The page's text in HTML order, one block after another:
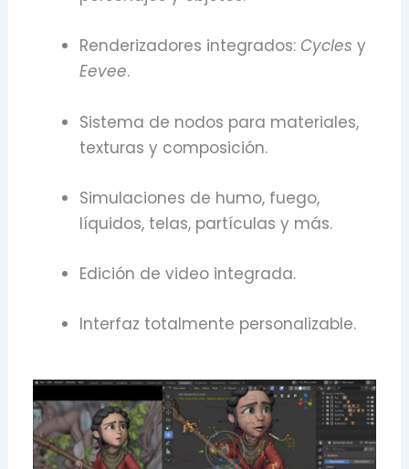
Renderizadores integrados: Cycles y
Eevee.
Sistema de nodos para materiales,
texturas y composición.
Simulaciones de humo, fuego,
líquidos, telas, partículas y más.
Edición de video integrada.
Interfaz totalmente personalizable.